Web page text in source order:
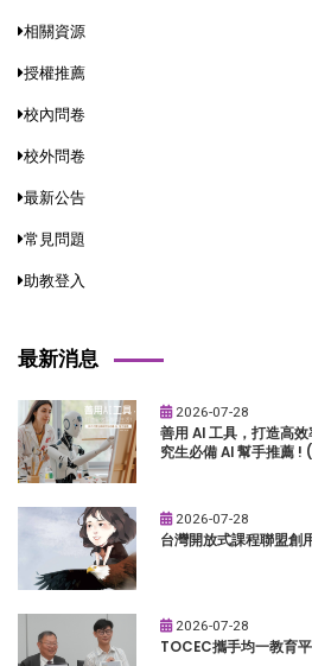
相關資源
授權推薦
校內問卷
校外問卷
最新公告
常見問題
助教登入
最新消息
2026-07-28
善用 AI 工具，打造高
究生必備 AI 幫手推薦
2026-07-28
台灣開放式課程聯盟
2026-07-28
TOCEC攜手均一教育